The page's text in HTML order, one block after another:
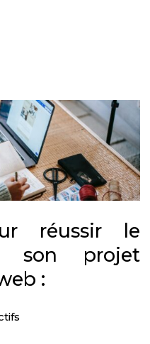
réussir le
son projet
: